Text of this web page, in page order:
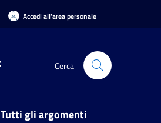
Accedi all'area personale
Cerca
Tutti gli argomenti